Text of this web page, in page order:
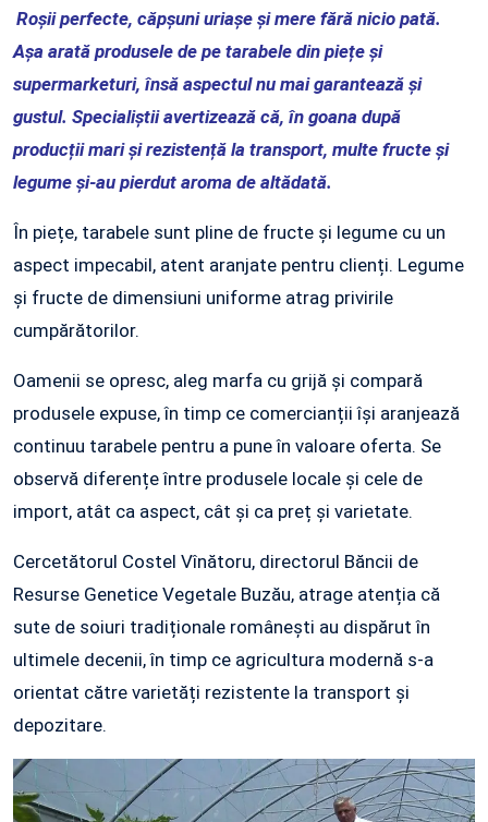
Roșii perfecte, căpșuni uriașe și mere fără nicio pată.
Așa arată produsele de pe tarabele din piețe și
supermarketuri, însă aspectul nu mai garantează și
gustul. Specialiștii avertizează că, în goana după
producții mari și rezistență la transport, multe fructe și
legume și-au pierdut aroma de altădată.
În piețe, tarabele sunt pline de fructe și legume cu un
aspect impecabil, atent aranjate pentru clienți. Legume
și fructe de dimensiuni uniforme atrag privirile
cumpărătorilor.
Oamenii se opresc, aleg marfa cu grijă și compară
produsele expuse, în timp ce comercianții își aranjează
continuu tarabele pentru a pune în valoare oferta. Se
observă diferențe între produsele locale și cele de
import, atât ca aspect, cât și ca preț și varietate.
Cercetătorul Costel Vînătoru, directorul Băncii de
Resurse Genetice Vegetale Buzău, atrage atenția că
sute de soiuri tradiționale românești au dispărut în
ultimele decenii, în timp ce agricultura modernă s-a
orientat către varietăți rezistente la transport și
depozitare.